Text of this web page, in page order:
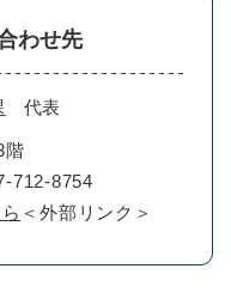
わせ先
代表
階
712-8754
＜外部リンク＞